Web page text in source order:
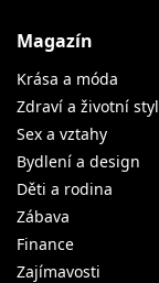
Magazín
Krása a móda
Zdraví a životní styl
Sex a vztahy
Bydlení a design
Děti a rodina
Zábava
Finance
Zajímavosti